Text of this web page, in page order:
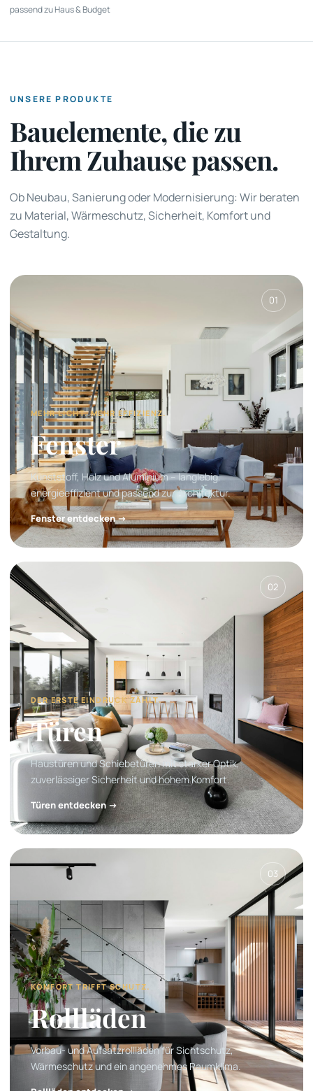
passend zu Haus & Budget
UNSERE PRODUKTE
Bauelemente, die zu
Ihrem Zuhause passen.
Ob Neubau, Sanierung oder Modernisierung: Wir beraten
zu Material, Wärmeschutz, Sicherheit, Komfort und
Gestaltung.
01
MEHR LICHT. MEHR EFFIZIENZ.
Fenster
Kunststoff, Holz und Aluminium – langlebig,
energieeffizient und passend zur Architektur.
Fenster entdecken →
02
DER ERSTE EINDRUCK ZÄHLT.
Türen
Haustüren und Schiebetüren mit starker Optik,
zuverlässiger Sicherheit und hohem Komfort.
Türen entdecken →
03
KOMFORT TRIFFT SCHUTZ.
Rollläden
Vorbau- und Aufsatzrollläden für Sichtschutz,
Wärmeschutz und ein angenehmes Raumklima.